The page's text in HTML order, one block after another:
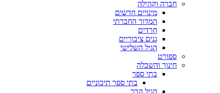
חברה וקהילה
מינויים חדשים
המדור החברתי
חרדים
גנים ציבוריים
הגיל השלישי
ספורט
חינוך והשכלה
בתי ספר
בתי ספר תיכוניים
הגיל הרך